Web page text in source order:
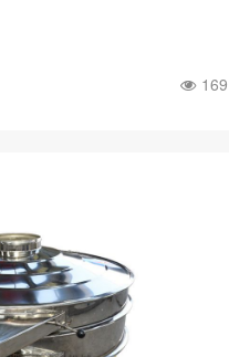
169